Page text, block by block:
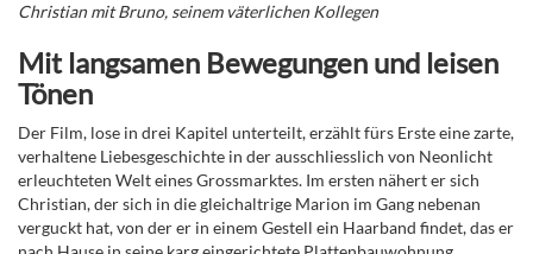
Christian mit Bruno, seinem väterlichen Kollegen
Mit langsamen Bewegungen und leisen
Tönen
Der Film, lose in drei Kapitel unterteilt, erzählt fürs Erste eine zarte,
verhaltene Liebesgeschichte in der ausschliesslich von Neonlicht
erleuchteten Welt eines Grossmarktes. Im ersten nähert er sich
Christian, der sich in die gleichaltrige Marion im Gang nebenan
verguckt hat, von der er in einem Gestell ein Haarband findet, das er